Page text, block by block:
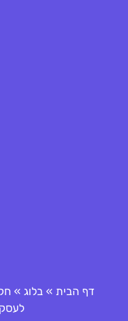
דף הבית » בלוג »